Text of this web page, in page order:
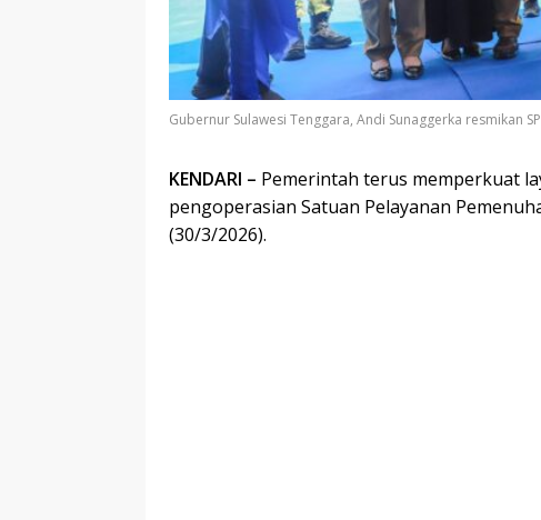
Gubernur Sulawesi Tenggara, Andi Sunaggerka resmikan
KENDARI – Pemerintah terus memperkuat
pengoperasian Satuan Pelayanan
(30/3/2026).